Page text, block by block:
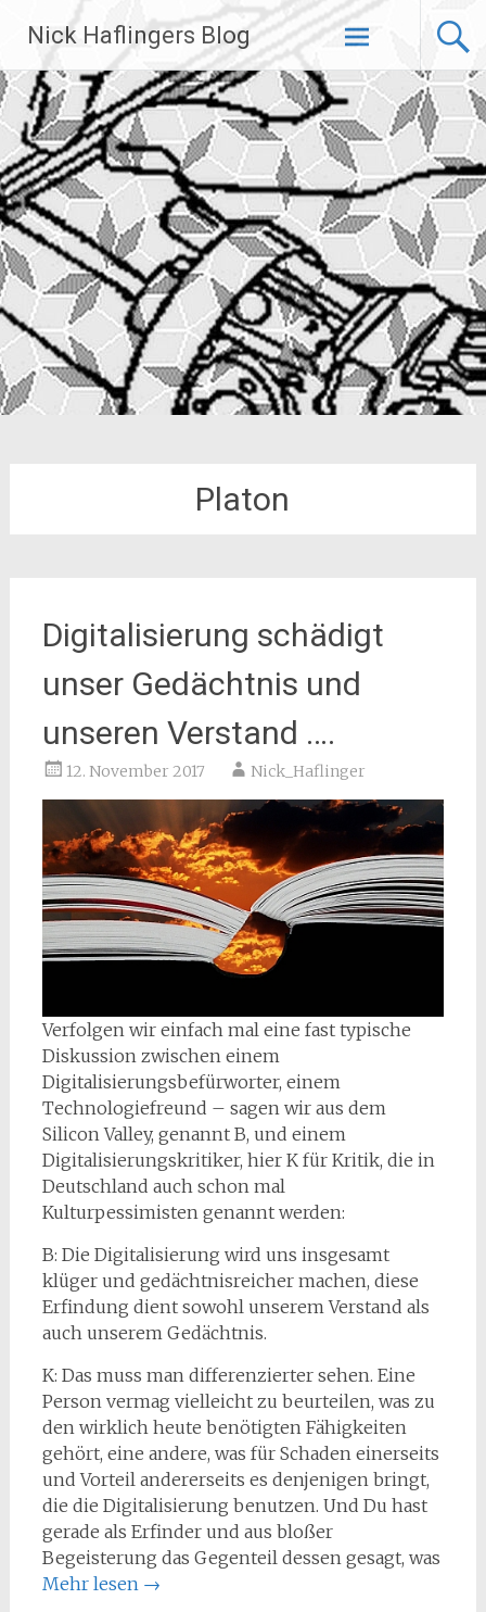
Inhalt
springen
Nick Haflingers Blog
Platon
Digitalisierung schädigt
unser Gedächtnis und
unseren Verstand ….
12. November 2017 Nick_Haflinger
Verfolgen wir einfach mal eine fast typische
Diskussion zwischen einem
Digitalisierungsbefürworter, einem
Technologiefreund – sagen wir aus dem
Silicon Valley, genannt B, und einem
Digitalisierungskritiker, hier K für Kritik, die in
Deutschland auch schon mal
Kulturpessimisten genannt werden:
B: Die Digitalisierung wird uns insgesamt
klüger und gedächtnisreicher machen, diese
Erfindung dient sowohl unserem Verstand als
auch unserem Gedächtnis.
K: Das muss man differenzierter sehen. Eine
Person vermag vielleicht zu beurteilen, was zu
den wirklich heute benötigten Fähigkeiten
gehört, eine andere, was für Schaden einerseits
und Vorteil andererseits es denjenigen bringt,
die die Digitalisierung benutzen. Und Du hast
gerade als Erfinder und aus bloßer
Begeisterung das Gegenteil dessen gesagt, was
Mehr lesen →